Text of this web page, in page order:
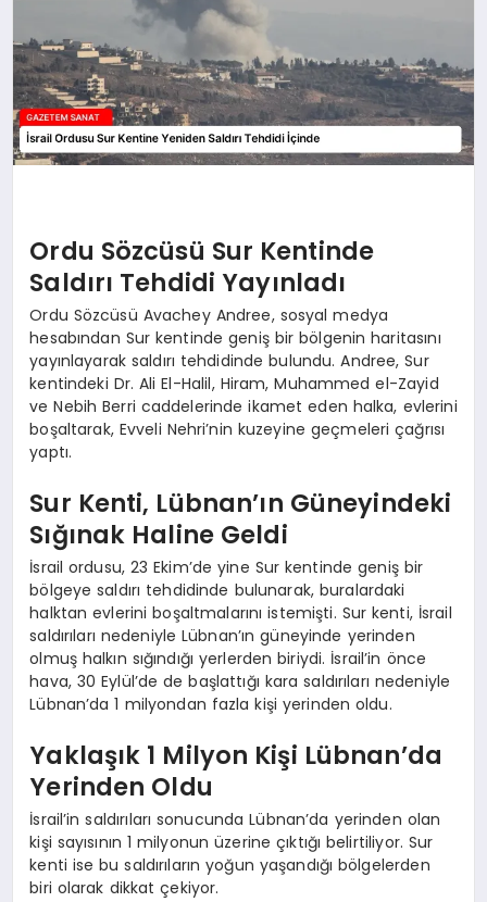
Ordu Sözcüsü Sur Kentinde
Saldırı Tehdidi Yayınladı
Ordu Sözcüsü Avachey Andree, sosyal medya
hesabından Sur kentinde geniş bir bölgenin haritasını
yayınlayarak saldırı tehdidinde bulundu. Andree, Sur
kentindeki Dr. Ali El-Halil, Hiram, Muhammed el-Zayid
ve Nebih Berri caddelerinde ikamet eden halka, evlerini
boşaltarak, Evveli Nehri’nin kuzeyine geçmeleri çağrısı
yaptı.
Sur Kenti, Lübnan’ın Güneyindeki
Sığınak Haline Geldi
İsrail ordusu, 23 Ekim’de yine Sur kentinde geniş bir
bölgeye saldırı tehdidinde bulunarak, buralardaki
halktan evlerini boşaltmalarını istemişti. Sur kenti, İsrail
saldırıları nedeniyle Lübnan’ın güneyinde yerinden
olmuş halkın sığındığı yerlerden biriydi. İsrail’in önce
hava, 30 Eylül’de de başlattığı kara saldırıları nedeniyle
Lübnan’da 1 milyondan fazla kişi yerinden oldu.
Yaklaşık 1 Milyon Kişi Lübnan’da
Yerinden Oldu
İsrail’in saldırıları sonucunda Lübnan’da yerinden olan
kişi sayısının 1 milyonun üzerine çıktığı belirtiliyor. Sur
kenti ise bu saldırıların yoğun yaşandığı bölgelerden
biri olarak dikkat çekiyor.